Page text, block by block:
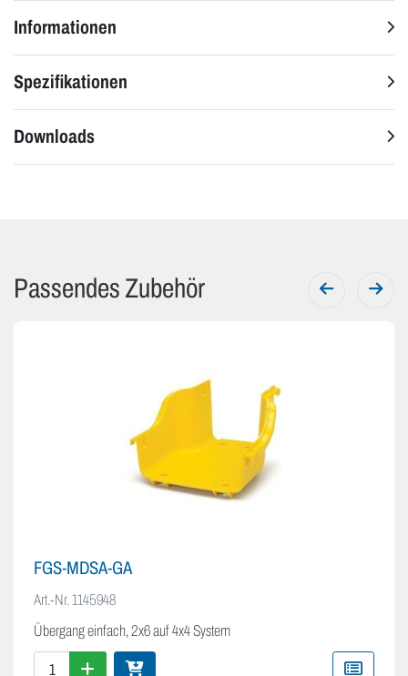
Informationen
Spezifikationen
Downloads
Passendes Zubehör
FGS-MDSA-GA
Art.-Nr.1145948
Übergang einfach, 2x6 auf 4x4 System